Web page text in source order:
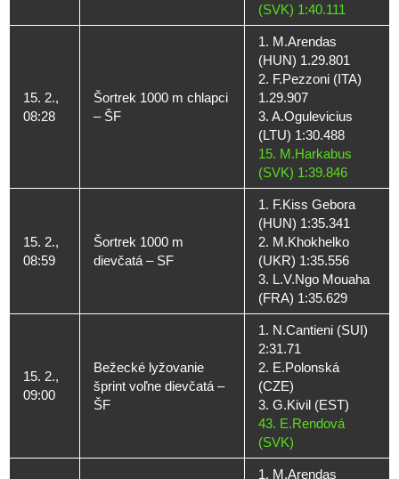
(SVK) 1:40.111
15. 2.,
08:28
Šortrek 1000 m chlapci
– ŠF
1. M.Arendas
(HUN) 1.29.801
2. F.Pezzoni (ITA)
1.29.907
3. A.Ogulevicius
(LTU) 1:30.488
15. M.Harkabus
(SVK) 1:39.846
15. 2.,
08:59
Šortrek 1000 m
dievčatá – SF
1. F.Kiss Gebora
(HUN) 1:35.341
2. M.Khokhelko
(UKR) 1:35.556
3. L.V.Ngo Mouaha
(FRA) 1:35.629
15. 2.,
09:00
Bežecké lyžovanie
šprint voľne dievčatá –
ŠF
1. N.Cantieni (SUI)
2:31.71
2. E.Polonská
(CZE)
3. G.Kivil (EST)
43. E.Rendová
(SVK)
1. M.Arendas